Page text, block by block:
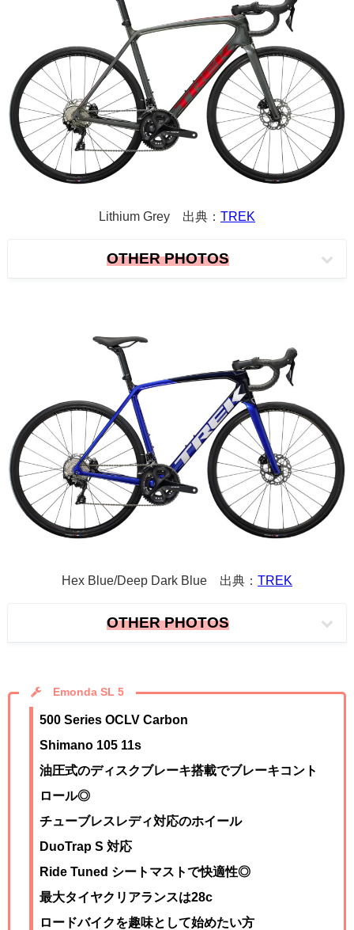
Lithium Grey 出典： TREK
OTHER PHOTOS
Hex Blue/Deep Dark Blue 出典： TREK
OTHER PHOTOS
Emonda SL 5
500 Series OCLV Carbon
Shimano 105 11s
油圧式のディスクブレーキ搭載でブレーキコント
ロール◎
チューブレスレディ対応のホイール
DuoTrap S 対応
Ride Tuned シートマストで快適性◎
最大タイヤクリアランスは28c
ロードバイクを趣味として始めたい方